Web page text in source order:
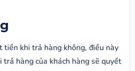
tiền khi trả hàng không, điều này
hàng của khách hàng sẽ quyết